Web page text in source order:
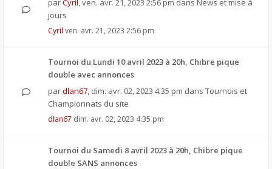
parCyril ,ven. avr. 21, 2023 2:56 pm dans News et mise à
jours
Cyril ven. avr. 21, 2023 2:56 pm
Tournoi du Lundi 10 avril 2023 à 20h, Chibre pique
double avec annonces
pardlan67, dim. avr. 02, 2023 4:35 pm dans Tournois et
Championnats du site
dlan67 dim. avr. 02, 2023 4:35 pm
Tournoi du Samedi 8 avril 2023 à 20h, Chibre pique
double SANS annonces